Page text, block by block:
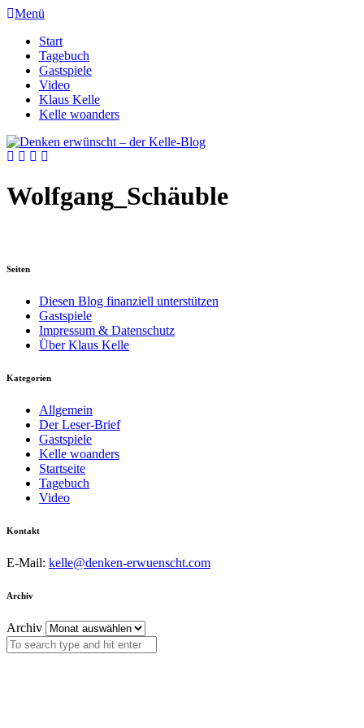
Menü
Start
Tagebuch
Gastspiele
Video
Klaus Kelle
Kelle woanders
Wolfgang_Schäuble
Seiten
Diesen Blog finanziell unterstützen
Gastspiele
Impressum & Datenschutz
Über Klaus Kelle
Kategorien
Allgemein
Der Leser-Brief
Gastspiele
Kelle woanders
Startseite
Tagebuch
Video
Kontakt
E-Mail: kelle@denken-erwuenscht.com
Archiv
Archiv